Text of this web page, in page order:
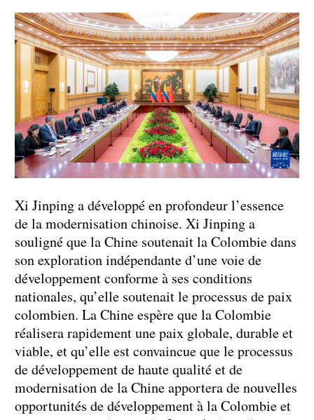
Xi Jinping a développé en profondeur l’essence
de la modernisation chinoise. Xi Jinping a
souligné que la Chine soutenait la Colombie dans
son exploration indépendante d’une voie de
développement conforme à ses conditions
nationales, qu’elle soutenait le processus de paix
colombien. La Chine espère que la Colombie
réalisera rapidement une paix globale, durable et
viable, et qu’elle est convaincue que le processus
de développement de haute qualité et de
modernisation de la Chine apportera de nouvelles
opportunités de développement à la Colombie et